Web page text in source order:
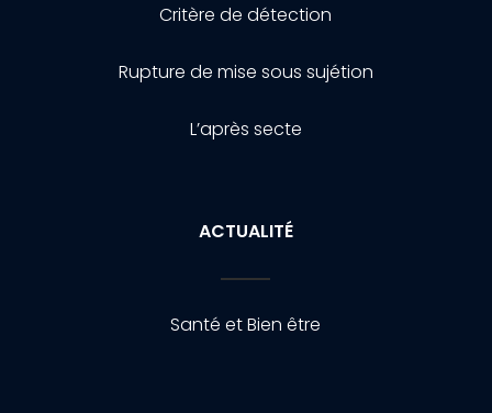
Critère de détection
Rupture de mise sous sujétion
L’après secte
ACTUALITÉ
Santé et Bien être